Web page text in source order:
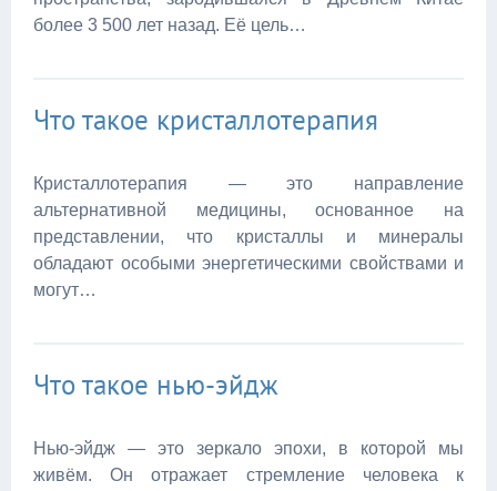
более 3 500 лет назад. Её цель…
Что такое кристаллотерапия
Кристаллотерапия — это направление
альтернативной медицины, основанное на
представлении, что кристаллы и минералы
обладают особыми энергетическими свойствами и
могут…
Что такое нью‑эйдж
Нью‑эйдж — это зеркало эпохи, в которой мы
живём. Он отражает стремление человека к